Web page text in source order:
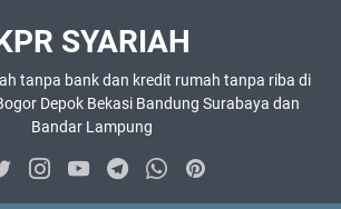
SYARIAH
tanpa bank dan kredit rumah tanpa riba di
Depok Bekasi Bandung Surabaya dan
Bandar Lampung